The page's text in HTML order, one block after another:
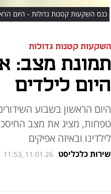
כנס השקעות קטנות גדולות - היום
השקעות קטנות גדולות
תמונת מצב:
היום לילדים
היום הראשון בשבוע
טפחות, מציג את מצב
לילדינו ובאיזה אפיקים
שירות כלכליסט 11:53, 11.01.26